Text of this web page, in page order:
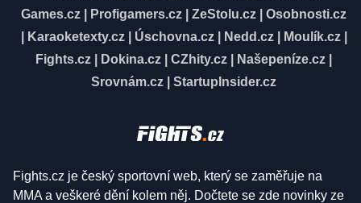
Games.cz
Profigamers.cz ZeStolu.cz
Osobnosti.cz
Karaoketexty.cz| Úschovna.cz| Nedd.cz| Moulík.cz|
Fights.cz
Dokina.cz CZhity.cz Našepeníze.cz
Srovnám.cz
StartupInsider.cz
Fights.cz je český sportovní web, který se zaměřuje na
MMA a veškeré dění kolem něj. Dočtete se zde novinky ze